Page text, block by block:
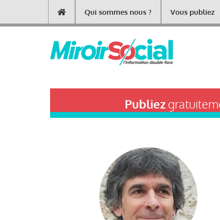
contenu
Main
navigation
Qui sommes nous ? Vous publiez
Publiez